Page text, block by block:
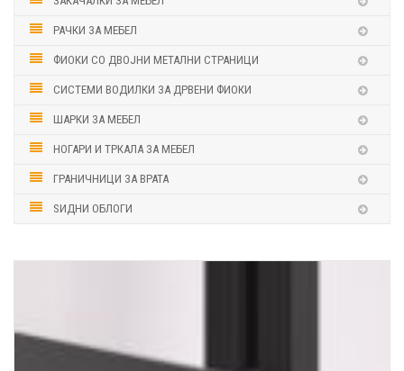
РАЧКИ ЗА МЕБЕЛ
ФИОКИ СО ДВОЈНИ МЕТАЛНИ СТРАНИЦИ
СИСТЕМИ ВОДИЛКИ ЗА ДРВЕНИ ФИОКИ
ШАРКИ ЗА МЕБЕЛ
НОГАРИ И ТРКАЛА ЗА МЕБЕЛ
ГРАНИЧНИЦИ ЗА ВРАТА
ЅИДНИ ОБЛОГИ